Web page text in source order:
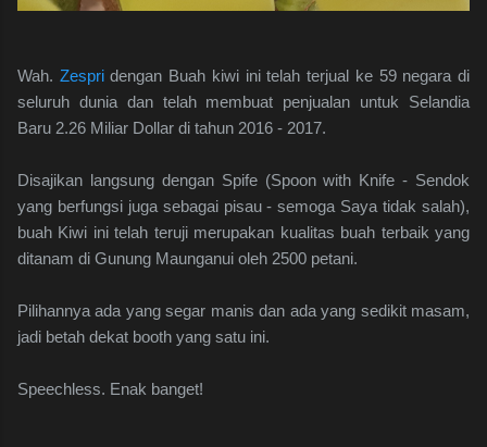
Wah. Zespridengan Buah kiwi ini telah terjual ke 59 negara di
seluruh dunia dan telah membuat penjualan untuk Selandia
Baru 2.26 Miliar Dollar di tahun 2016 - 2017.
Disajikan langsung dengan Spife (Spoon with Knife - Sendok
yang berfungsi juga sebagai pisau - semoga Saya tidak salah),
buah Kiwi ini telah teruji merupakan kualitas buah terbaik yang
ditanam di Gunung Maunganui oleh 2500 petani.
Pilihannya ada yang segar manis dan ada yang sedikit masam,
jadi betah dekat booth yang satu ini.
Speechless. Enak banget!